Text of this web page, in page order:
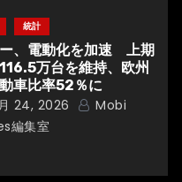
統計
、電動化を加速 上期
万台を維持、欧州
車比率52％に
24, 2026
Mobi
編集室